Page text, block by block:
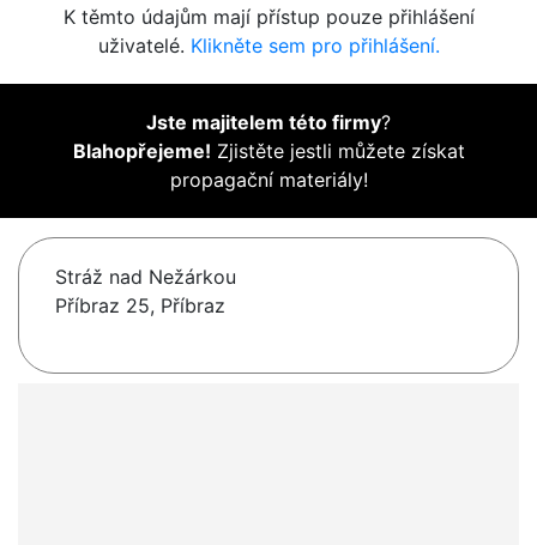
K těmto údajům mají přístup pouze přihlášení
uživatelé. Klikněte sem pro přihlášení.
Jste majitelem této firmy?
Blahopřejeme! Zjistěte jestli můžete získat
propagační materiály!
Stráž nad Nežárkou
Příbraz 25, Příbraz